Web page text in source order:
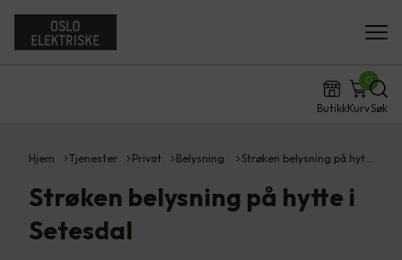
ButikkKurv
0
Søk
Hjem Tjenester Privat Belysning Strøken belysning på hyt…
Strøken belysning på hytte i
Setesdal